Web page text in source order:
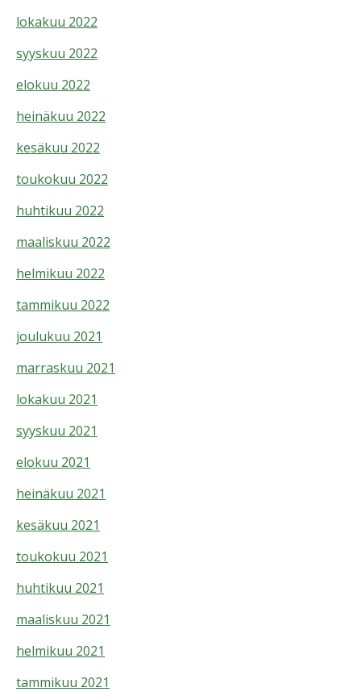
lokakuu 2022
syyskuu 2022
elokuu 2022
heinäkuu 2022
kesäkuu 2022
toukokuu 2022
huhtikuu 2022
maaliskuu 2022
helmikuu 2022
tammikuu 2022
joulukuu 2021
marraskuu 2021
lokakuu 2021
syyskuu 2021
elokuu 2021
heinäkuu 2021
kesäkuu 2021
toukokuu 2021
huhtikuu 2021
maaliskuu 2021
helmikuu 2021
tammikuu 2021